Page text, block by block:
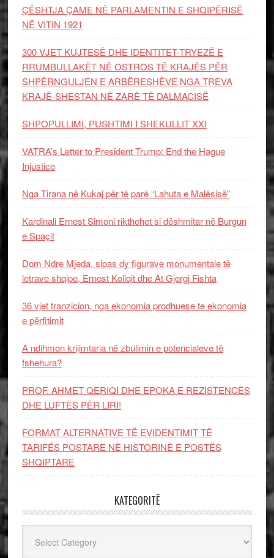
ÇËSHTJA ÇAME NË PARLAMENTIN E SHQIPËRISË
NË VITIN 1921
300 VJET KUJTESË DHE IDENTITET-TRYEZË E
RRUMBULLAKËT NË OSTROS TË KRAJËS PËR
SHPËRNGULJEN E ARBËRESHËVE NGA TREVA
KRAJË-SHESTAN NË ZARË TË DALMACISË
SHPOPULLIMI, PUSHTIMI I SHEKULLIT XXI
VATRA’s Letter to President Trump: End the Hague
Injustice
Nga Tirana në Kukaj për të parë “Lahuta e Malësisë”
Kardinali Ernest Simoni rikthehet si dëshmitar në Burgun
e Spaçit
Dom Ndre Mjeda, sipas dy figurave monumentale të
letrave shqipe, Ernest Koliqit dhe At Gjergj Fishta
36 vjet tranzicion, nga ekonomia prodhuese te ekonomia
e përfitimit
A ndihmon krijimtaria në zbulimin e potencialeve të
fshehura?
PROF. AHMET QERIQI DHE EPOKA E REZISTENCЁS
DHE LUFTЁS PЁR LIRI!
FORMAT ALTERNATIVE TË EVIDENTIMIT TË
TARIFËS POSTARE NË HISTORINË E POSTËS
SHQIPTARE
KATEGORITË